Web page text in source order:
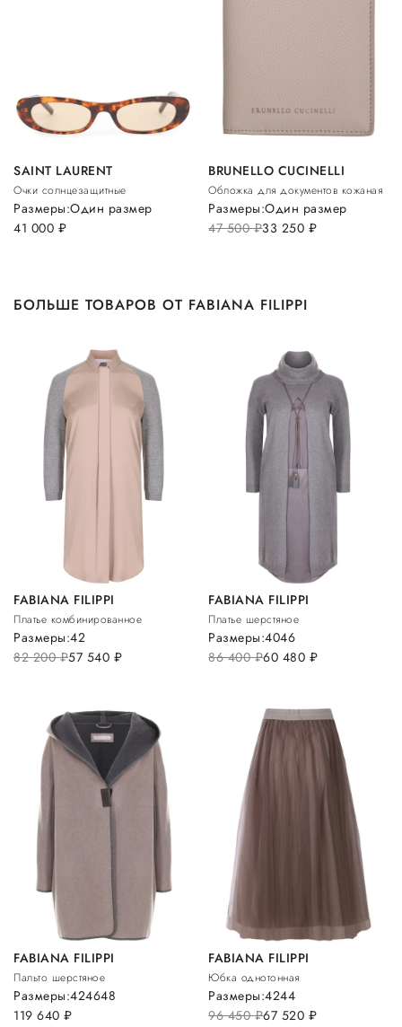
SAINT LAURENT
Очки солнцезащитные
41 000 руб.
Размеры:Один размер
BRUNELLO CUCINELLI
Обложка для документов кожаная
47 500руб.33 250 руб.
Размеры:Один размер
БОЛЬШЕ ТОВАРОВ ОТ FABIANA FILIPPI
FABIANA FILIPPI
Платье комбинированное
82 200руб.57 540 руб.
Размеры:42
FABIANA FILIPPI
Платье шерстяное
86 400руб.60 480 руб.
Размеры:4046
FABIANA FILIPPI
Пальто шерстяное
119 640 руб.
Размеры:424648
FABIANA FILIPPI
Юбка однотонная
96 450руб.67 520 руб.
Размеры:4244